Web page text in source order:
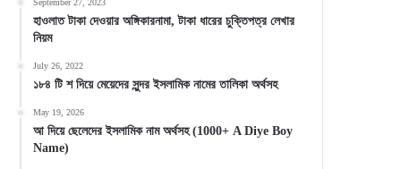
September 27, 2023
হাওলাত টাকা দেওয়ার অঙ্গিকারনামা, টাকা ধারের চুক্তিপত্র লেখার
নিয়ম
July 26, 2022
১৮৪ টি শ দিয়ে মেয়েদের সুন্দর ইসলামিক নামের তালিকা অর্থসহ
May 19, 2026
আ দিয়ে ছেলেদের ইসলামিক নাম অর্থসহ (1000+ A Diye Boy
Name)